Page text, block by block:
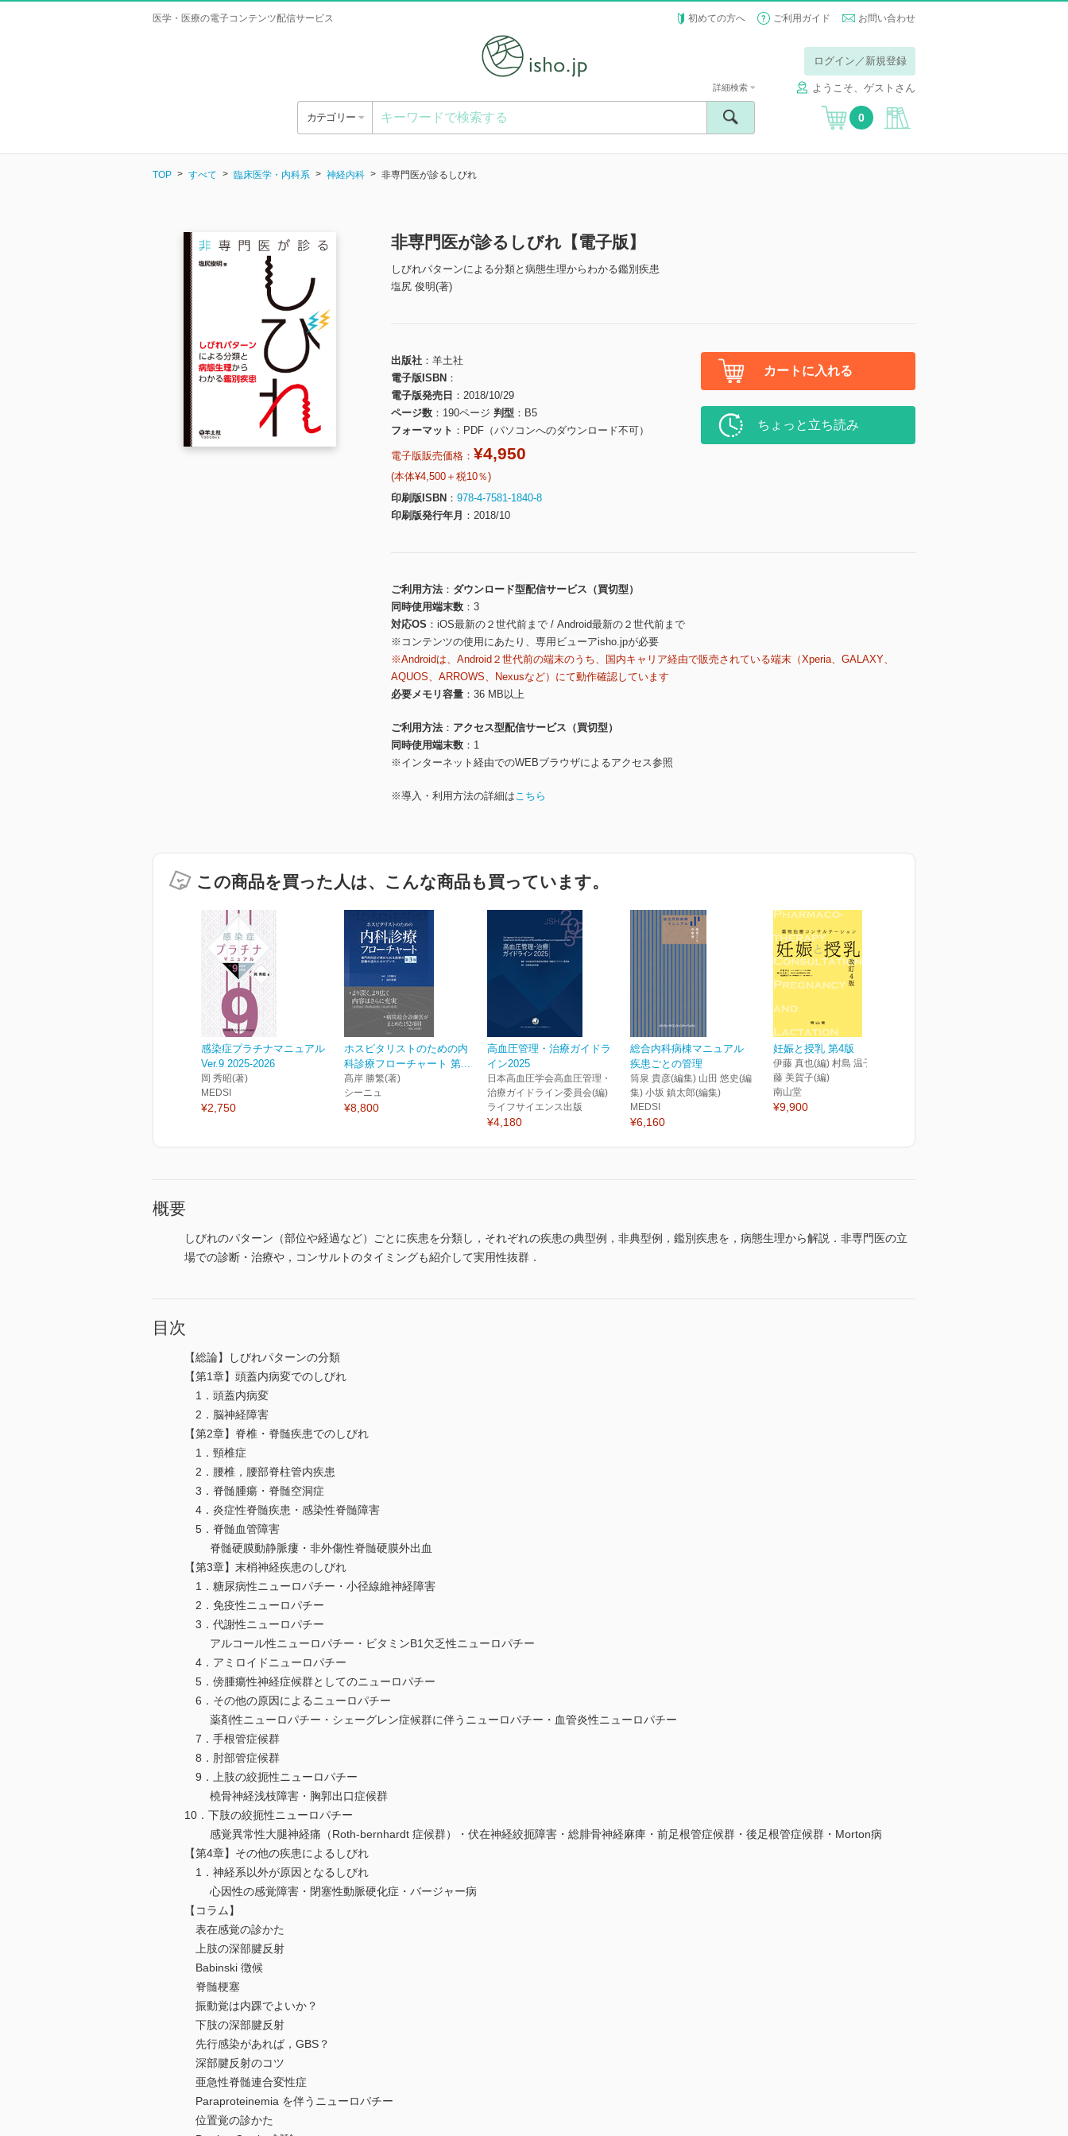
医学・医療の電子コンテンツ配信サービス 初めての方へ ご利用ガイド お問い合わせ
ログイン／新規登録
ようこそ、ゲストさん
カテゴリー
詳細検索
0
TOP すべて 臨床医学・内科系 神経内科 非専門医が診るしびれ
非専門医が診るしびれ【電子版】
しびれパターンによる分類と病態生理からわかる鑑別疾患
塩尻 俊明(著)
出版社
羊土社
電子版ISBN
電子版発売日
2018/10/29
ページ数
190ページ 判型
B5
フォーマット
PDF（パソコンへのダウンロード不可）
電子版販売価格： ¥4,950
(本体¥4,500＋税10％)
印刷版ISBN
978-4-7581-1840-8
印刷版発行年月
2018/10
カートに入れる
ちょっと立ち読み
ご利用方法
ダウンロード型配信サービス（買切型）
同時使用端末数
3
対応OS
iOS最新の２世代前まで / Android最新の２世代前まで
※コンテンツの使用にあたり、専用ビューアisho.jpが必要
※Androidは、Android２世代前の端末のうち、国内キャリア経由で販売されている端末（Xperia、GALAXY、
AQUOS、ARROWS、Nexusなど）にて動作確認しています
必要メモリ容量
36 MB以上
ご利用方法
アクセス型配信サービス（買切型）
同時使用端末数
1
※インターネット経由でのWEBブラウザによるアクセス参照
※導入・利用方法の詳細はこちら
この商品を買った人は、こんな商品も買っています。
感染症プラチナマニュアル
Ver.9 2025-2026
岡 秀昭(著)
MEDSI
¥2,750
ホスピタリストのための内
科診療フローチャート 第...
髙岸 勝繁(著)
シーニュ
¥8,800
高血圧管理・治療ガイドラ
イン2025
日本高血圧学会高血圧管理・
治療ガイドライン委員会(編)
ライフサイエンス出版
¥4,180
総合内科病棟マニュアル
疾患ごとの管理
筒泉 貴彦(編集) 山田 悠史(編
集) 小坂 鎮太郎(編集)
MEDSI
¥6,160
妊娠と授乳 第4版
伊藤 真也(編) 村島 温子(編) 後
藤 美賀子(編)
南山堂
¥9,900
概要
しびれのパターン（部位や経過など）ごとに疾患を分類し，それぞれの疾患の典型例，非典型例，鑑別疾患を，病態生理から解説．非専門医の立
場での診断・治療や，コンサルトのタイミングも紹介して実用性抜群．
目次
【総論】しびれパターンの分類
【第1章】頭蓋内病変でのしびれ
1．頭蓋内病変
2．脳神経障害
【第2章】脊椎・脊髄疾患でのしびれ
1．頸椎症
2．腰椎，腰部脊柱管内疾患
3．脊髄腫瘍・脊髄空洞症
4．炎症性脊髄疾患・感染性脊髄障害
5．脊髄血管障害
脊髄硬膜動静脈瘻・非外傷性脊髄硬膜外出血
【第3章】末梢神経疾患のしびれ
1．糖尿病性ニューロパチー・小径線維神経障害
2．免疫性ニューロパチー
3．代謝性ニューロパチー
アルコール性ニューロパチー・ビタミンB1欠乏性ニューロパチー
4．アミロイドニューロパチー
5．傍腫瘍性神経症候群としてのニューロパチー
6．その他の原因によるニューロパチー
薬剤性ニューロパチー・シェーグレン症候群に伴うニューロパチー・血管炎性ニューロパチー
7．手根管症候群
8．肘部管症候群
9．上肢の絞扼性ニューロパチー
橈骨神経浅枝障害・胸郭出口症候群
10．下肢の絞扼性ニューロパチー
感覚異常性大腿神経痛（Roth-bernhardt 症候群）・伏在神経絞扼障害・総腓骨神経麻痺・前足根管症候群・後足根管症候群・Morton病
【第4章】その他の疾患によるしびれ
1．神経系以外が原因となるしびれ
心因性の感覚障害・閉塞性動脈硬化症・バージャー病
【コラム】
表在感覚の診かた
上肢の深部腱反射
Babinski 徴候
脊髄梗塞
振動覚は内踝でよいか？
下肢の深部腱反射
先行感染があれば，GBS？
深部腱反射のコツ
亜急性脊髄連合変性症
Paraproteinemia を伴うニューロパチー
位置覚の診かた